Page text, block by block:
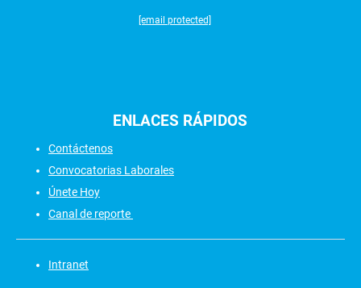
[email protected]
ENLACES RÁPIDOS
Contáctenos
Convocatorias Laborales
Únete Hoy
Canal de reporte
Intranet